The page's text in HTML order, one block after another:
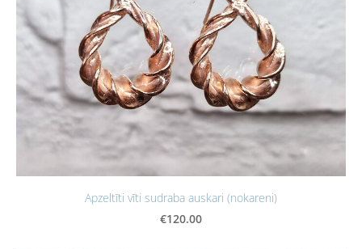
Apzeltīti vīti sudraba auskari (nokareni)
€120.00